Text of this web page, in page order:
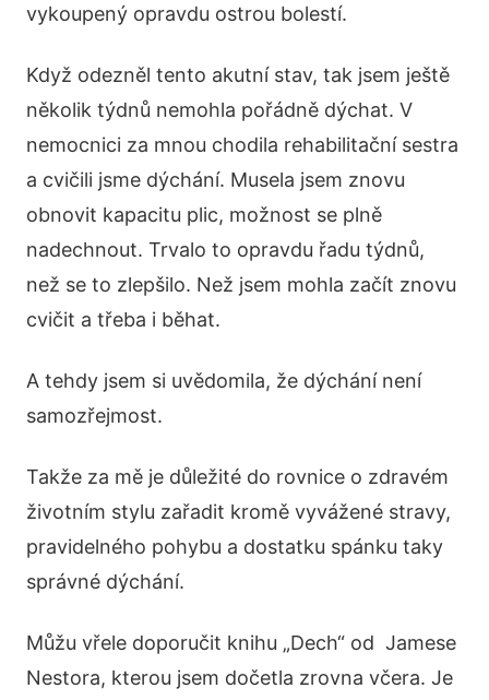
vykoupený opravdu ostrou bolestí.
Když odezněl tento akutní stav, tak jsem ještě
několik týdnů nemohla pořádně dýchat. V
nemocnici za mnou chodila rehabilitační sestra
a cvičili jsme dýchání. Musela jsem znovu
obnovit kapacitu plic, možnost se plně
nadechnout. Trvalo to opravdu řadu týdnů,
než se to zlepšilo. Než jsem mohla začít znovu
cvičit a třeba i běhat.
A tehdy jsem si uvědomila, že dýchání není
samozřejmost.
Takže za mě je důležité do rovnice o zdravém
životním stylu zařadit kromě vyvážené stravy,
pravidelného pohybu a dostatku spánku taky
správné dýchání.
Můžu vřele doporučit knihu „Dech“ od Jamese
Nestora, kterou jsem dočetla zrovna včera. Je